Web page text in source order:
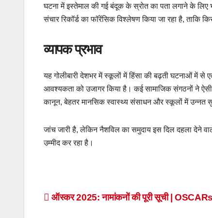
घटना में इस्तेमाल की गई बंदूक के स्रोत का पता लगाने के
संचार रिकॉर्ड का फॉरेंसिक विश्लेषण किया जा रहा है, ताकि
व्यापक प्रभाव
यह गोलीबारी देशभर में स्कूलों में हिंसा की बढ़ती घटनाओं में से
आवश्यकता को उजागर किया है। कई सामाजिक संगठनों ने
कानून, बेहतर मानसिक स्वास्थ्य संसाधन और स्कूलों में उन्नत
जांच जारी है, लेकिन नैशविल का समुदाय इस दिल दहला देने
उम्मीद कर रहा है।
Post
ऑस्कर 2025: नामांकनों की पूरी सूची |